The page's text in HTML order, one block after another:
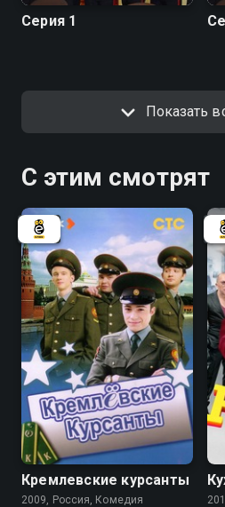
можете совершенно
качестве на Смотрёшке
Серия 1
Показать
С этим смотрят
5.9
Кремлевские курсанты
2009, Россия, Комедия